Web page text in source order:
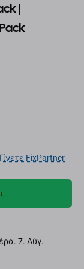
|
Γίνετε FixPartner
7. Αύγ.